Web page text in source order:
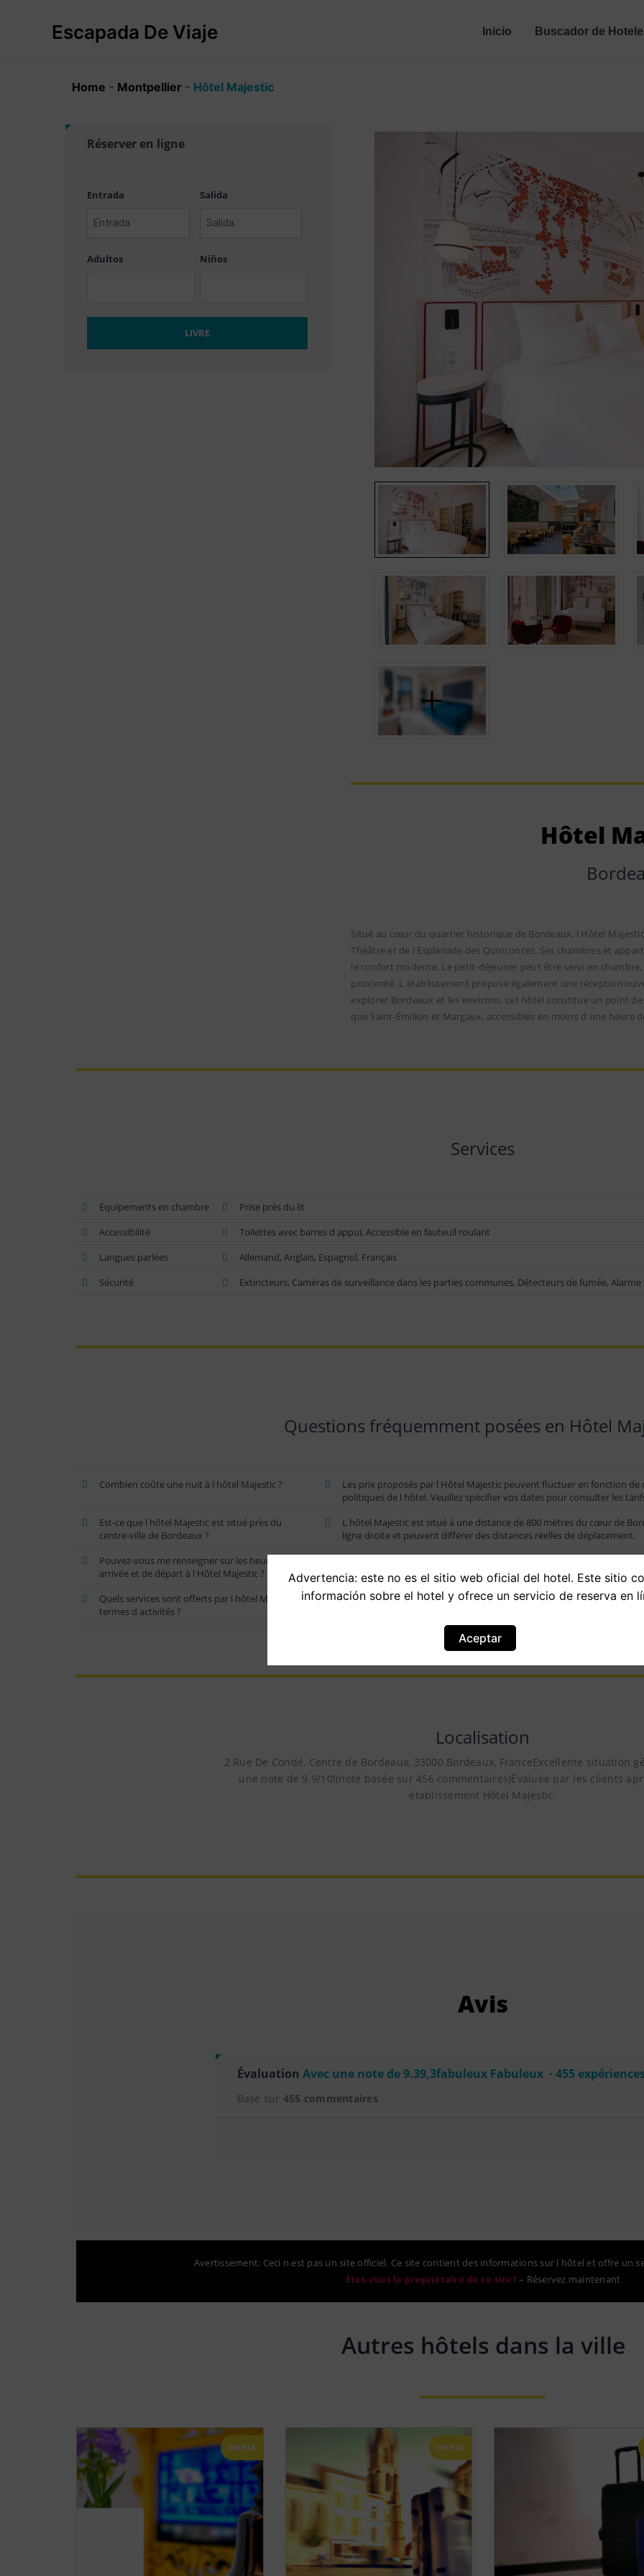
Escapada De Viaje Inicio Buscador de
Home - Montpellier - Hôtel Majestic
Réserver en ligne
Entrada Salida
Adultos Niños
LIVRE
Hôtel
Situé au cœur du quartier historique de Bordeaux, l Hôtel
Théâtre et de l Esplanade des Quinconces. Ses chambres et
le confort moderne. Le petit-déjeuner peut être servi en
proximité. L établissement propose également une réception
explorer Bordeaux et les environs, cet hôtel constitue un point
que Saint-Émilion et Margaux, accessibles en moins d une heure
Services
Équipements en chambre
Prise près du lit
Accessibilité
Toilettes avec barres d appui, Accessible en fauteuil roulant
Langues parlées
Allemand, Anglais, Espagnol, Français
Sécurité
Extincteurs, Caméras de surveillance dans les parties communes, Détecteurs de fumée,
Questions fréquemment posées en Hôtel
Combien coûte une nuit à l hôtel Majestic ?
Les prix proposés par l Hôtel Majestic peuvent fluctuer en fonction
politiques de l hôtel. Veuillez spécifier vos dates pour consulter les
Est-ce que l hôtel Majestic est situé près du
centre-ville de Bordeaux ?
L hôtel Majestic est situé à une distance de 800 mètres du cœur de
ligne droite et peuvent différer des distances réelles de déplacement.
Pouvez-vous me renseigner sur les heures d
arrivée et de départ à l Hôtel Majestic ?
Les clients de l Hôtel Majestic peuvent s enregistrer à partir de
Quels services sont offerts par l hôtel Majestic en
termes d activités ?
L hôtel Majestic offre des installations et des prestations variées pour
Localisation
2 Rue De Condé, Centre de Bordeaux, 33000 Bordeaux, FranceExcellente situation
une note de 9.9/10!(note basée sur 456 commentaires)Évaluée par les clients
établissement Hôtel Majestic.
Avis
Évaluation Avec une note de 9.39,3fabuleux Fabuleux · 455
Basé sur 455 commentaires
Avertissement: Ceci n est pas un site officiel. Ce site contient des informations sur l hôtel et offre un
Êtes-vous le propriétaire de ce site?– Réservez maintenant
Autres hôtels dans la ville
OFERTA OFERTA
Advertencia: este no es el sitio web oficial del hotel. Este sitio
información sobre el hotel y ofrece un servicio de reserva en
Aceptar